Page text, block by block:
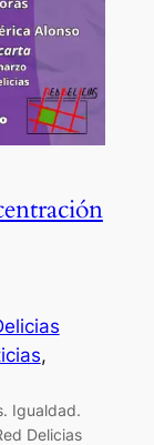
Igualdad.
Delicias